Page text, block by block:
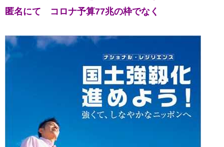
匿名にて コロナ予算77兆の枠でなく